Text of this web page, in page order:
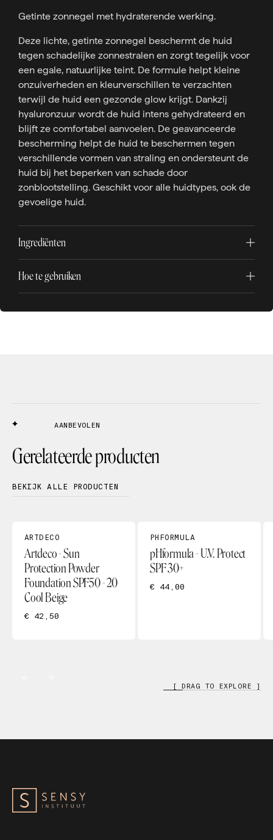
Getinte zonnegel met hydraterende werking.
Deze lichte, getinte zonnegel beschermt de huid
tegen schadelijke zonnestralen en zorgt tegelijk voor
een egale, natuurlijke teint. De formule helpt kleine
onzuiverheden en kleurverschillen te verzachten
terwijl de huid een gezonde glow krijgt. Dankzij
hyaluronzuur wordt de huid intens gehydrateerd en
blijft ze comfortabel aanvoelen. De geavanceerde
bescherming helpt de huid te beschermen tegen
verschillende vormen van straling en ondersteunt de
huid bij het beperken van schade door
zonblootstelling. Geschikt voor alle huidtypes, ook de
gevoelige huid.
Ingrediënten
Hoe te gebruiken
AANBEVOLEN
Gerelateerde producten
BEKIJK ALLE PRODUCTEN
ARTDECO
Artdeco - Sun
Protection Powder
Foundation SPF50 - 20
Cool Beige
€ 42,50
PHFORMULA
pHformula - U.V. Protect
SPF 30+
€ 44,00
[ DRAG TO EXPLORE ]